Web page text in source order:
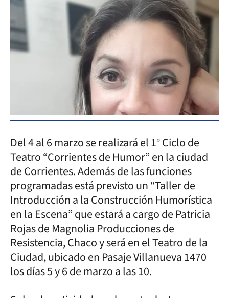
Del 4 al 6 marzo se realizará el 1° Ciclo de
Teatro “Corrientes de Humor” en la ciudad
de Corrientes. Además de las funciones
programadas está previsto un “Taller de
Introducción a la Construcción Humorística
en la Escena” que estará a cargo de Patricia
Rojas de Magnolia Producciones de
Resistencia, Chaco y será en el Teatro de la
Ciudad, ubicado en Pasaje Villanueva 1470
los días 5 y 6 de marzo a las 10.